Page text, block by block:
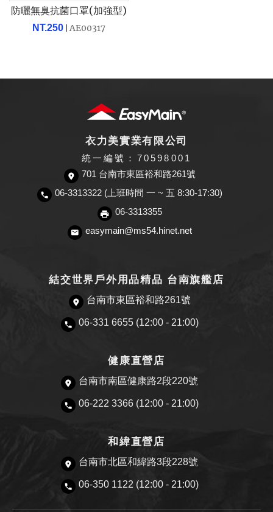
防曬無臭抗菌口罩(加強型)
NT.250 AE00317
衣力美實業有限公司
統一編號：70598001
701 台南市東區裕和路261號
06-3313322 (上班時間 一 ~ 五 8:30-17:30)
06-3313355
easymain@ms54.hinet.net
結交世界戶外用品精品 台南旗艦店
台南市東區裕和路261號
06-331 6655 (12:00 - 21:00)
健康直營店
台南市南區健康路2段220號
06-222 3366 (12:00 - 21:00)
和緯直營店
台南市北區和緯路3段228號
06-350 1122 (12:00 - 21:00)